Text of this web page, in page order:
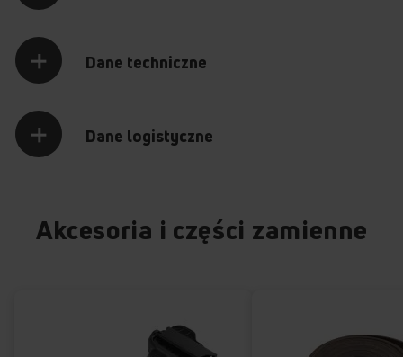
Dane techniczne
Dane logistyczne
Akcesoria i części zamienne